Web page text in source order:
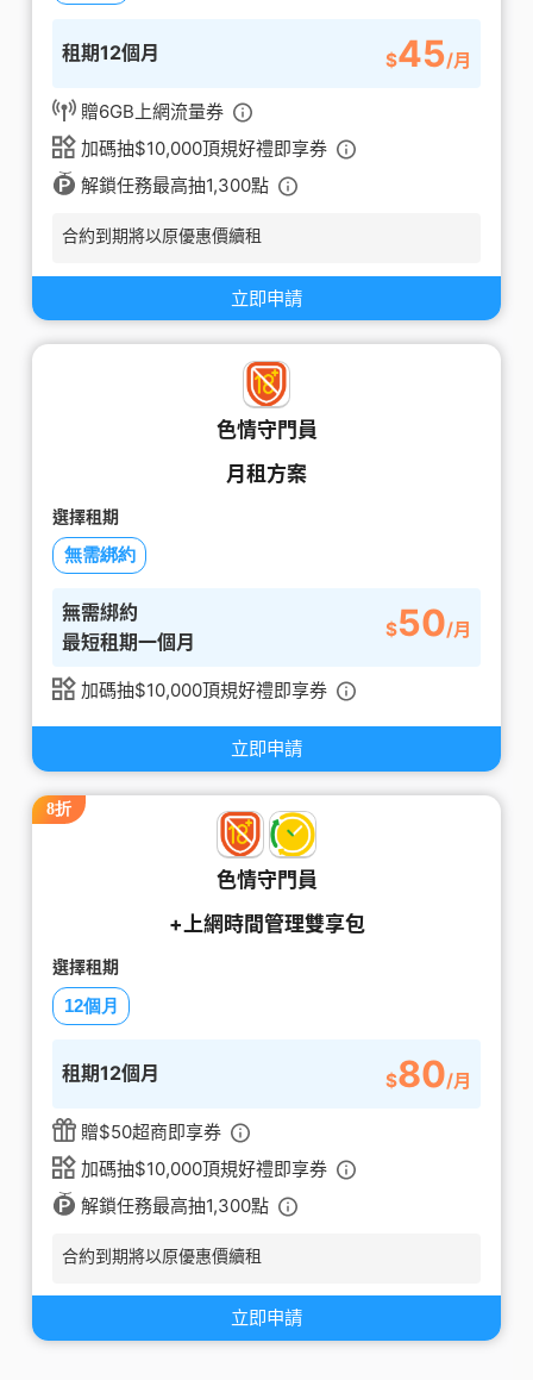
租期12個月 $45/月
贈6GB上網流量券
加碼抽$10,000頂規好禮即享券
解鎖任務最高抽1,300點
合約到期將以原優惠價續租
立即申請
色情守門員
月租方案
選擇租期
無需綁約
無需綁約
最短租期一個月
$50/月
加碼抽$10,000頂規好禮即享券
立即申請
8折
色情守門員
+上網時間管理雙享包
選擇租期
12個月
租期12個月 $80/月
贈$50超商即享券
加碼抽$10,000頂規好禮即享券
解鎖任務最高抽1,300點
合約到期將以原優惠價續租
立即申請